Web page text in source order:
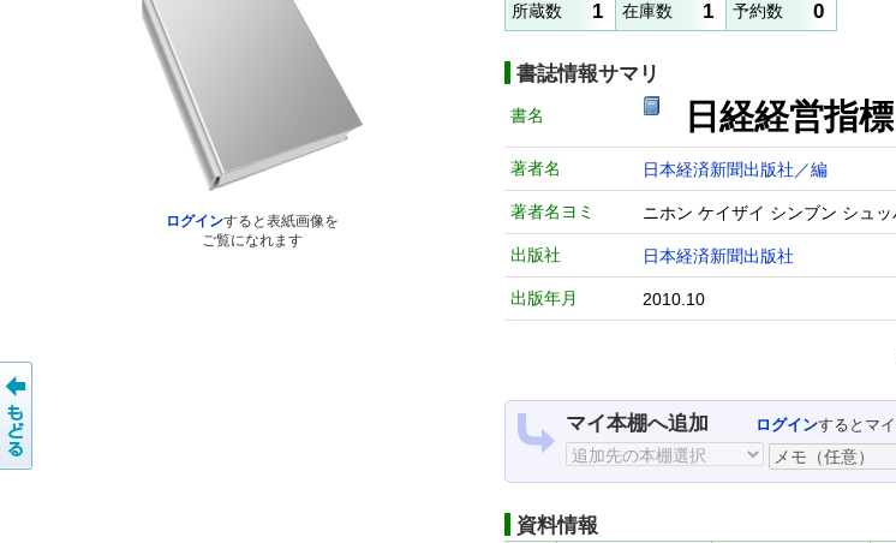
ログインすると表紙画像を
ご覧になれます
所蔵数 1 在庫数 1 予約数 0
書誌情報サマリ
書名 日経経営指
著者名 日本経済新聞出版社／編
著者名ヨミ ニホン ケイザイ シンブン シュッ
出版社 日本経済新聞出版社
出版年月 2010.10
マイ本棚へ追加 ログインするとマ
資料情報